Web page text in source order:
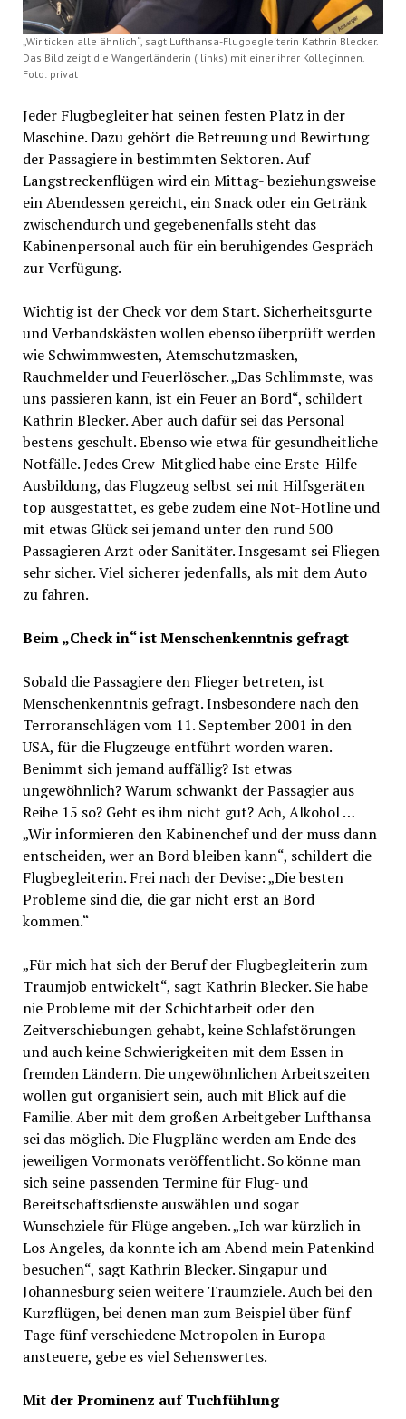
„Wir ticken alle ähnlich“, sagt Lufthansa-Flugbegleiterin Kathrin Blecker.
Das Bild zeigt die Wangerländerin ( links) mit einer ihrer Kolleginnen.
Foto: privat
Jeder Flugbegleiter hat seinen festen Platz in der
Maschine. Dazu gehört die Betreuung und Bewirtung
der Passagiere in bestimmten Sektoren. Auf
Langstreckenflügen wird ein Mittag- beziehungsweise
ein Abendessen gereicht, ein Snack oder ein Getränk
zwischendurch und gegebenenfalls steht das
Kabinenpersonal auch für ein beruhigendes Gespräch
zur Verfügung.
Wichtig ist der Check vor dem Start. Sicherheitsgurte
und Verbandskästen wollen ebenso überprüft werden
wie Schwimmwesten, Atemschutzmasken,
Rauchmelder und Feuerlöscher. „Das Schlimmste, was
uns passieren kann, ist ein Feuer an Bord“, schildert
Kathrin Blecker. Aber auch dafür sei das Personal
bestens geschult. Ebenso wie etwa für gesundheitliche
Notfälle. Jedes Crew-Mitglied habe eine Erste-Hilfe-
Ausbildung, das Flugzeug selbst sei mit Hilfsgeräten
top ausgestattet, es gebe zudem eine Not-Hotline und
mit etwas Glück sei jemand unter den rund 500
Passagieren Arzt oder Sanitäter. Insgesamt sei Fliegen
sehr sicher. Viel sicherer jedenfalls, als mit dem Auto
zu fahren.
Beim „Check in“ ist Menschenkenntnis gefragt
Sobald die Passagiere den Flieger betreten, ist
Menschenkenntnis gefragt. Insbesondere nach den
Terroranschlägen vom 11. September 2001 in den
USA, für die Flugzeuge entführt worden waren.
Benimmt sich jemand auffällig? Ist etwas
ungewöhnlich? Warum schwankt der Passagier aus
Reihe 15 so? Geht es ihm nicht gut? Ach, Alkohol …
„Wir informieren den Kabinenchef und der muss dann
entscheiden, wer an Bord bleiben kann“, schildert die
Flugbegleiterin. Frei nach der Devise: „Die besten
Probleme sind die, die gar nicht erst an Bord
kommen.“
„Für mich hat sich der Beruf der Flugbegleiterin zum
Traumjob entwickelt“, sagt Kathrin Blecker. Sie habe
nie Probleme mit der Schichtarbeit oder den
Zeitverschiebungen gehabt, keine Schlafstörungen
und auch keine Schwierigkeiten mit dem Essen in
fremden Ländern. Die ungewöhnlichen Arbeitszeiten
wollen gut organisiert sein, auch mit Blick auf die
Familie. Aber mit dem großen Arbeitgeber Lufthansa
sei das möglich. Die Flugpläne werden am Ende des
jeweiligen Vormonats veröffentlicht. So könne man
sich seine passenden Termine für Flug- und
Bereitschaftsdienste auswählen und sogar
Wunschziele für Flüge angeben. „Ich war kürzlich in
Los Angeles, da konnte ich am Abend mein Patenkind
besuchen“, sagt Kathrin Blecker. Singapur und
Johannesburg seien weitere Traumziele. Auch bei den
Kurzflügen, bei denen man zum Beispiel über fünf
Tage fünf verschiedene Metropolen in Europa
ansteuere, gebe es viel Sehenswertes.
Mit der Prominenz auf Tuchfühlung